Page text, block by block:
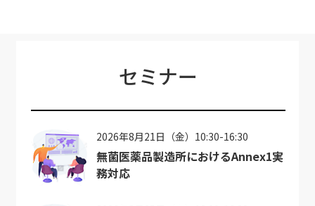
セミナー
2026年8月21日（金）10:30-16:30
無菌医薬品製造所におけるAnnex1実
務対応